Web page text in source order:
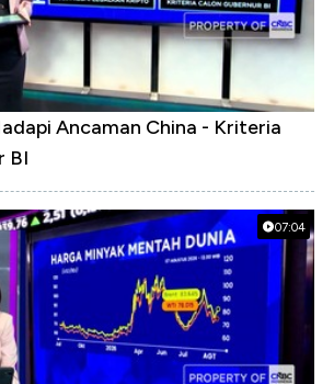
Ancaman China - Kriteria
BI
07:04